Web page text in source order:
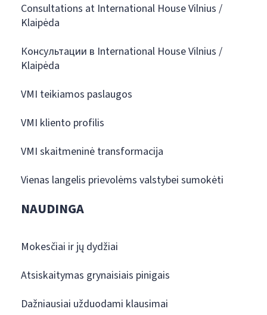
Consultations at International House Vilnius /
Klaipėda
Консультации в International House Vilnius /
Klaipėda
VMI teikiamos paslaugos
VMI kliento profilis
VMI skaitmeninė transformacija
Vienas langelis prievolėms valstybei sumokėti
NAUDINGA
Mokesčiai ir jų dydžiai
Atsiskaitymas grynaisiais pinigais
Dažniausiai užduodami klausimai